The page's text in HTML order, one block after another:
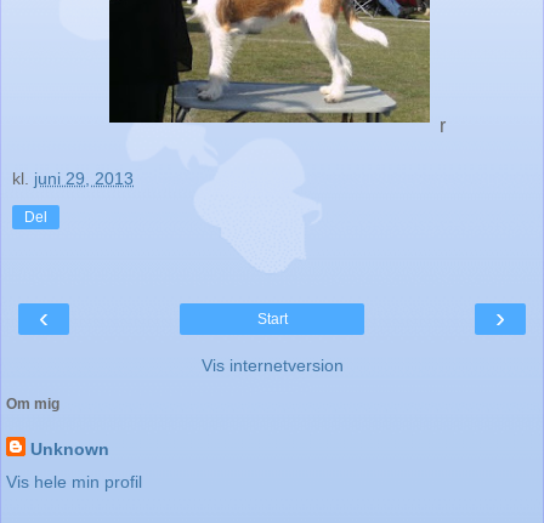
r
kl. juni 29, 2013
Del
‹ ›
Start
Vis internetversion
Om mig
Unknown
Vis hele min profil